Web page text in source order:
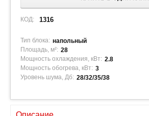
КОД: 1316
Тип блока: напольный
Площадь, м²: 28
Мощность охлаждения, кВт: 2.8
Мощность обогрева, кВт: 3
Уровень шума, Дб: 28/32/35/38